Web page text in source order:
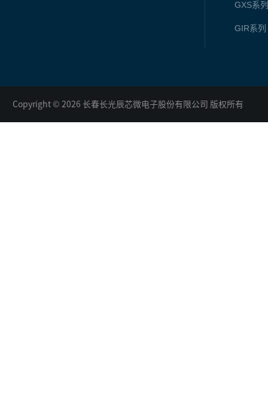
GXS系
GIR系列
Copyright © 2026 长春长光辰芯微电子股份有限公司 版权所有